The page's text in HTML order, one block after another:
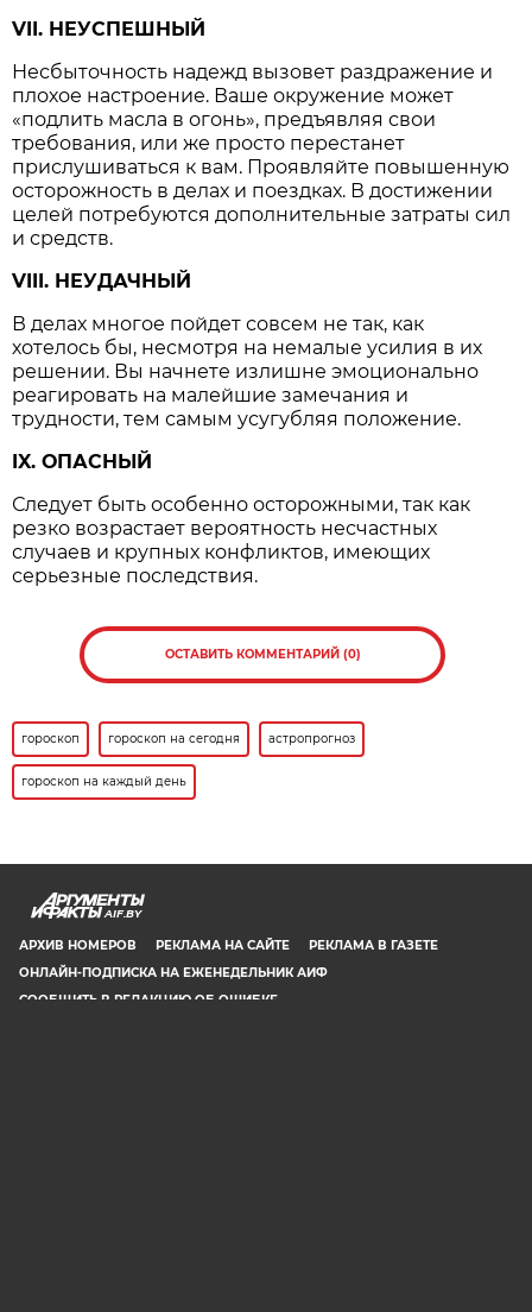
VII. НЕУСПЕШНЫЙ
Несбыточность надежд вызовет раздражение и
плохое настроение. Ваше окружение может
«подлить масла в огонь», предъявляя свои
требования, или же просто перестанет
прислушиваться к вам. Проявляйте повышенную
осторожность в делах и поездках. В достижении
целей потребуются дополнительные затраты сил
и средств.
VIII. НЕУДАЧНЫЙ
В делах многое пойдет совсем не так, как
хотелось бы, несмотря на немалые усилия в их
решении. Вы начнете излишне эмоционально
реагировать на малейшие замечания и
трудности, тем самым усугубляя положение.
IX. ОПАСНЫЙ
Следует быть особенно осторожными, так как
резко возрастает вероятность несчастных
случаев и крупных конфликтов, имеющих
серьезные последствия.
ОСТАВИТЬ КОММЕНТАРИЙ (0)
гороскоп гороскоп на сегодня астропрогноз
гороскоп на каждый день
AIF.BY
АРХИВ НОМЕРОВ РЕКЛАМА НА САЙТЕ
РЕКЛАМА В ГАЗЕТЕ
ОНЛАЙН-ПОДПИСКА НА ЕЖЕНЕДЕЛЬНИК АИФ
СООБЩИТЬ В РЕДАКЦИЮ ОБ ОШИБКЕ